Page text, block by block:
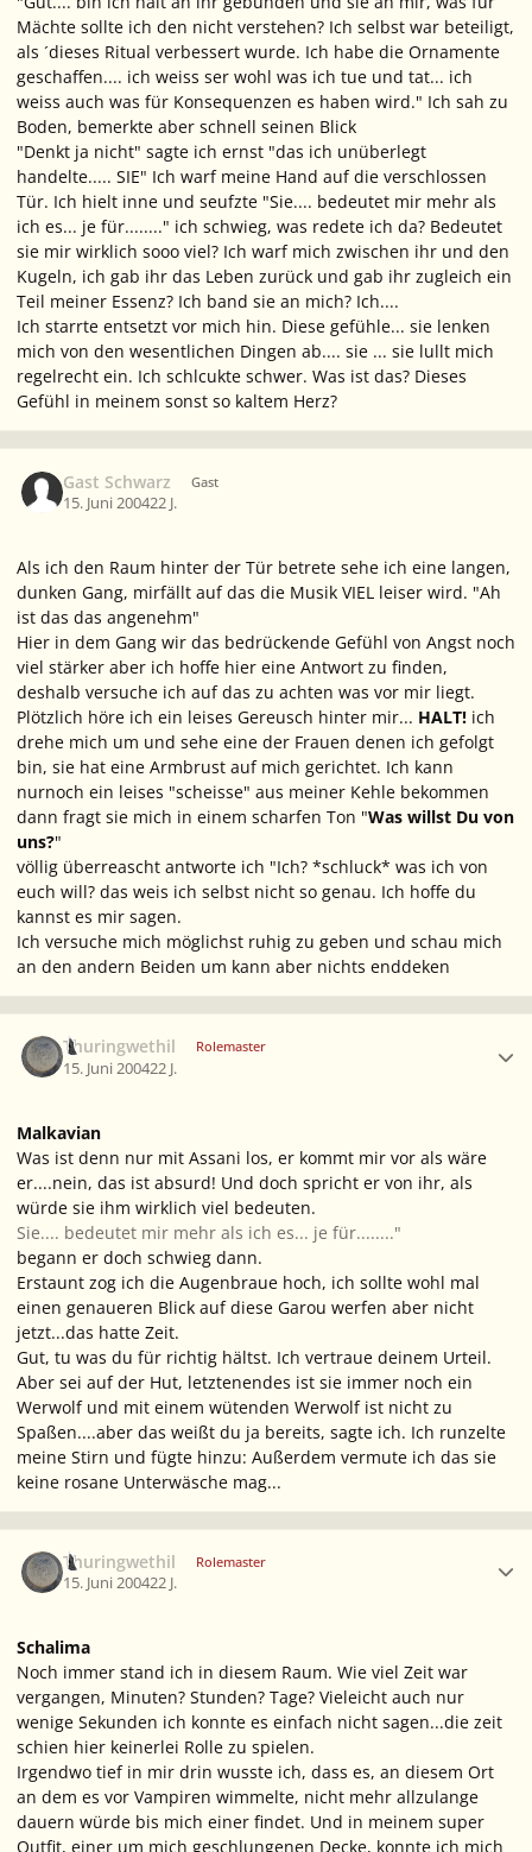
Mächte sollte ich den nicht verstehen? Ich selbst war beteiligt,
als ´dieses Ritual verbessert wurde. Ich habe die Ornamente
geschaffen.... ich weiss ser wohl was ich tue und tat... ich
weiss auch was für Konsequenzen es haben wird." Ich sah zu
Boden, bemerkte aber schnell seinen Blick
"Denkt ja nicht" sagte ich ernst "das ich unüberlegt
handelte..... SIE" Ich warf meine Hand auf die verschlossen
Tür. Ich hielt inne und seufzte "Sie.... bedeutet mir mehr als
ich es... je für........" ich schwieg, was redete ich da? Bedeutet
sie mir wirklich sooo viel? Ich warf mich zwischen ihr und den
Kugeln, ich gab ihr das Leben zurück und gab ihr zugleich ein
Teil meiner Essenz? Ich band sie an mich? Ich....
Ich starrte entsetzt vor mich hin. Diese gefühle... sie lenken
mich von den wesentlichen Dingen ab.... sie ... sie lullt mich
regelrecht ein. Ich schlcukte schwer. Was ist das? Dieses
Gefühl in meinem sonst so kaltem Herz?
Gast Schwarz Gast
15. Juni 200422 J.
Als ich den Raum hinter der Tür betrete sehe ich eine langen,
dunken Gang, mirfällt auf das die Musik VIEL leiser wird. "Ah
ist das das angenehm"
Hier in dem Gang wir das bedrückende Gefühl von Angst noch
viel stärker aber ich hoffe hier eine Antwort zu finden,
deshalb versuche ich auf das zu achten was vor mir liegt.
Plötzlich höre ich ein leises Gereusch hinter mir... HALT! ich
drehe mich um und sehe eine der Frauen denen ich gefolgt
bin, sie hat eine Armbrust auf mich gerichtet. Ich kann
nurnoch ein leises "scheisse" aus meiner Kehle bekommen
dann fragt sie mich in einem scharfen Ton "Was willst Du von
uns?"
völlig überreascht antworte ich "Ich? *schluck* was ich von
euch will? das weis ich selbst nicht so genau. Ich hoffe du
kannst es mir sagen.
Ich versuche mich möglichst ruhig zu geben und schau mich
an den andern Beiden um kann aber nichts enddeken
Thuringwethil Rolemaster
15. Juni 200422 J.
Malkavian
Was ist denn nur mit Assani los, er kommt mir vor als wäre
er....nein, das ist absurd! Und doch spricht er von ihr, als
würde sie ihm wirklich viel bedeuten.
Sie.... bedeutet mir mehr als ich es... je für........"
begann er doch schwieg dann.
Erstaunt zog ich die Augenbraue hoch, ich sollte wohl mal
einen genaueren Blick auf diese Garou werfen aber nicht
jetzt...das hatte Zeit.
Gut, tu was du für richtig hältst. Ich vertraue deinem Urteil.
Aber sei auf der Hut, letztenendes ist sie immer noch ein
Werwolf und mit einem wütenden Werwolf ist nicht zu
Spaßen....aber das weißt du ja bereits, sagte ich. Ich runzelte
meine Stirn und fügte hinzu: Außerdem vermute ich das sie
keine rosane Unterwäsche mag...
Thuringwethil Rolemaster
15. Juni 200422 J.
Schalima
Noch immer stand ich in diesem Raum. Wie viel Zeit war
vergangen, Minuten? Stunden? Tage? Vieleicht auch nur
wenige Sekunden ich konnte es einfach nicht sagen...die zeit
schien hier keinerlei Rolle zu spielen.
Irgendwo tief in mir drin wusste ich, dass es, an diesem Ort
an dem es vor Vampiren wimmelte, nicht mehr allzulange
dauern würde bis mich einer findet. Und in meinem super
Outfit, einer um mich geschlungenen Decke, konnte ich mich